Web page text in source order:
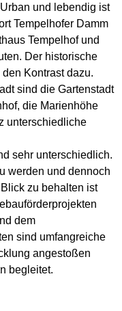
und lebendig ist
Tempelhofer Damm
Tempelhof und
Der historische
Kontrast dazu.
sind die Gartenstadt
die Marienhöhe
unterschiedliche
sehr unterschiedlich.
werden und dennoch
zu behalten ist
dem
sind umfangreiche
angestoßen
begleitet.